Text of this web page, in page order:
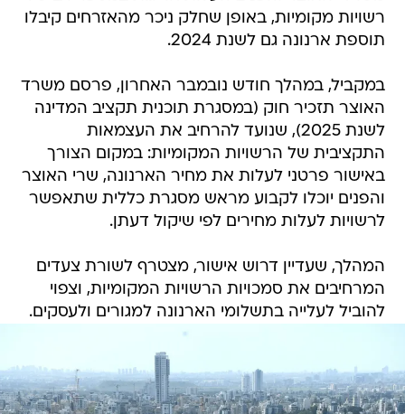
רשויות מקומיות, באופן שחלק ניכר מהאזרחים קיבלו
תוספת ארנונה גם לשנת 2024.
במקביל, במהלך חודש נובמבר האחרון, פרסם משרד
האוצר תזכיר חוק (במסגרת תוכנית תקציב המדינה
לשנת 2025), שנועד להרחיב את העצמאות
התקציבית של הרשויות המקומיות: במקום הצורך
באישור פרטני לעלות את מחיר הארנונה, שרי האוצר
והפנים יוכלו לקבוע מראש מסגרת כללית שתאפשר
לרשויות לעלות מחירים לפי שיקול דעתן.
המהלך, שעדיין דרוש אישור, מצטרף לשורת צעדים
המרחיבים את סמכויות הרשויות המקומיות, וצפוי
להוביל לעלייה בתשלומי הארנונה למגורים ולעסקים.